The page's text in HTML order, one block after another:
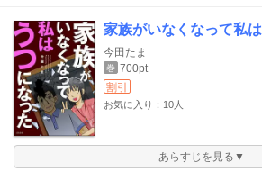
家族がいなくなって私
今田たま
巻 700pt
割引
お気に入り：10人
あらすじを見る▼